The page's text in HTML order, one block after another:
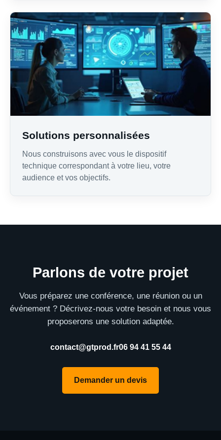
Solutions personnalisées
Nous construisons avec vous le dispositif
technique correspondant à votre lieu, votre
audience et vos objectifs.
Parlons de votre projet
Vous préparez une conférence, une réunion ou un
événement ? Décrivez-nous votre besoin et nous vous
proposerons une solution adaptée.
contact@gtprod.fr06 94 41 55 44
Demander un devis